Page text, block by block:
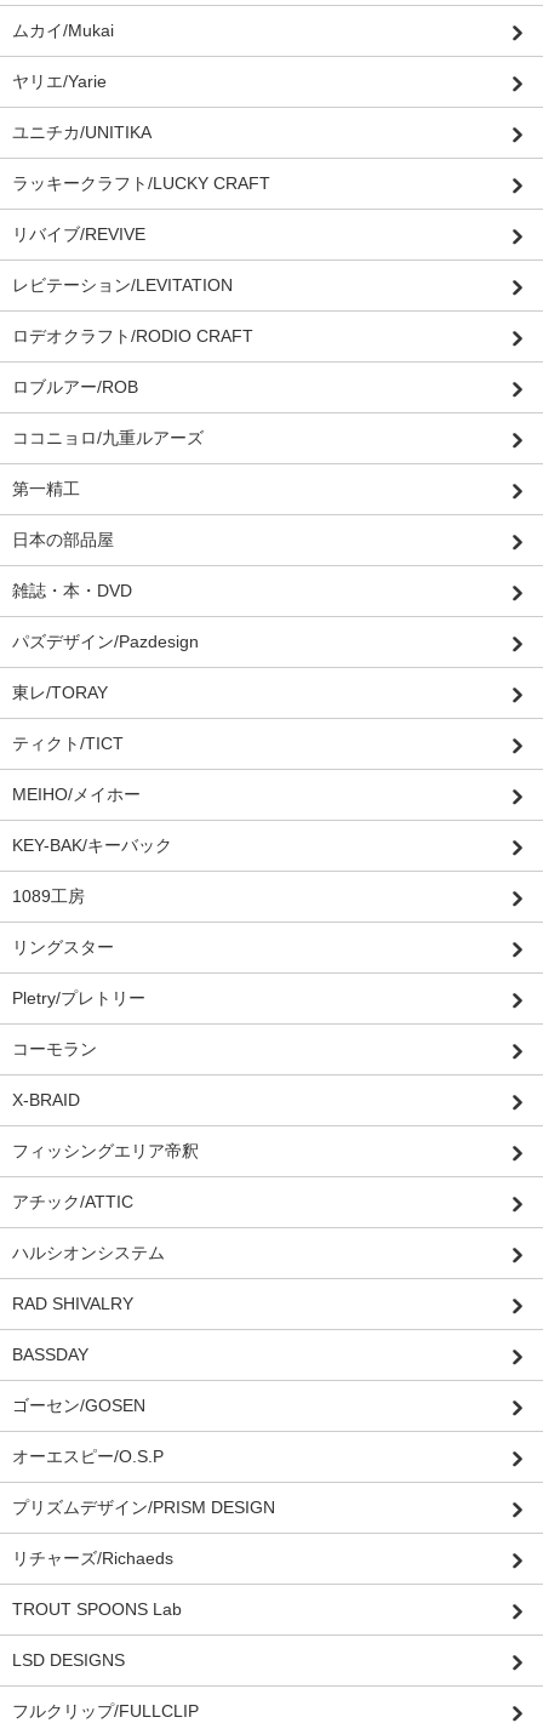
ムカイ/Mukai
ヤリエ/Yarie
ユニチカ/UNITIKA
ラッキークラフト/LUCKY CRAFT
リバイブ/REVIVE
レビテーション/LEVITATION
ロデオクラフト/RODIO CRAFT
ロブルアー/ROB
ココニョロ/九重ルアーズ
第一精工
日本の部品屋
雑誌・本・DVD
パズデザイン/Pazdesign
東レ/TORAY
ティクト/TICT
MEIHO/メイホー
KEY-BAK/キーバック
1089工房
リングスター
Pletry/プレトリー
コーモラン
X-BRAID
フィッシングエリア帝釈
アチック/ATTIC
ハルシオンシステム
RAD SHIVALRY
BASSDAY
ゴーセン/GOSEN
オーエスピー/O.S.P
プリズムデザイン/PRISM DESIGN
リチャーズ/Richaeds
TROUT SPOONS Lab
LSD DESIGNS
フルクリップ/FULLCLIP